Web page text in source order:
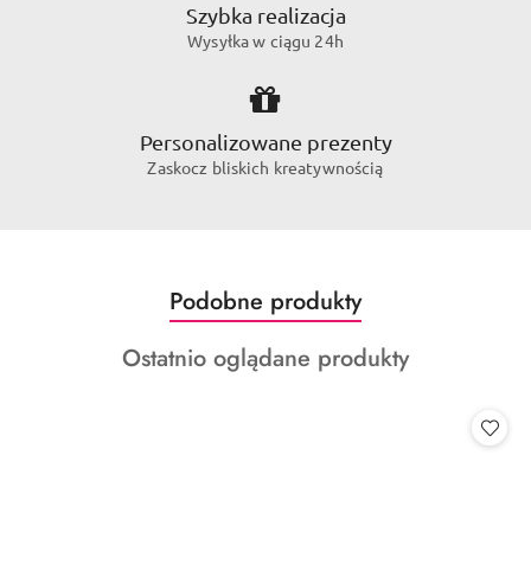
Szybka realizacja
Wysyłka w ciągu 24h
Personalizowane prezenty
Zaskocz bliskich kreatywnością
Pomiń karuzelę produktów
Produkty
o
statusie:
Podobne produkty
Produkty
Ostatnio oglądane produkty